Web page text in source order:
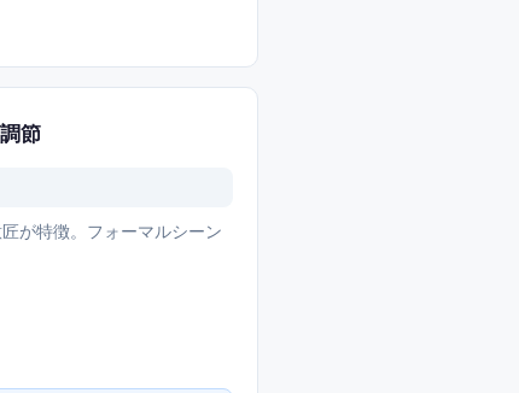
節
が特徴。フォーマルシーン